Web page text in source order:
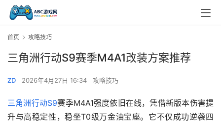
首页 攻略技巧
三角洲行动S9赛季M4A1改装方案推荐
ZD 2026年4月27日 16:34 攻略技巧
三角洲行动S9赛季M4A1强度依旧在线，凭借新版本伤害提
升与高稳定性，稳坐T0级万金油宝座。它不仅成功逆袭四